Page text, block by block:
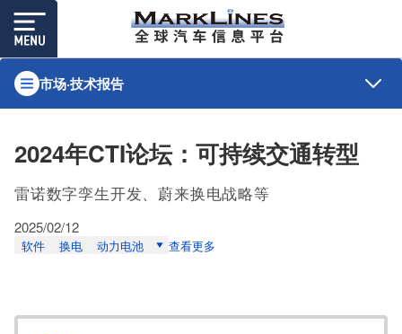
市场·技术报告
2024年CTI论坛：可持续交通转型
雷诺数字孪生开发、蔚来换电战略等
2025/02/12
软件 换电 动力电池 查看更多